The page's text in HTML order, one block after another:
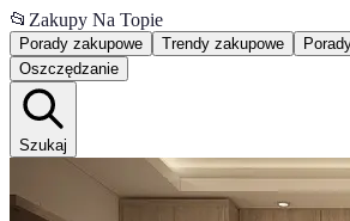
📂 Zakupy Na Topie
Porady zakupowe Trendy zakupowe
Oszczędzanie
Szukaj